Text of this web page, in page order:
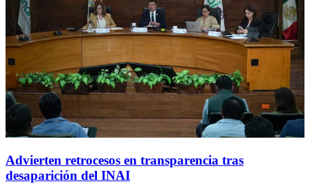
Advierten retrocesos en transparencia tras
desaparición del INAI